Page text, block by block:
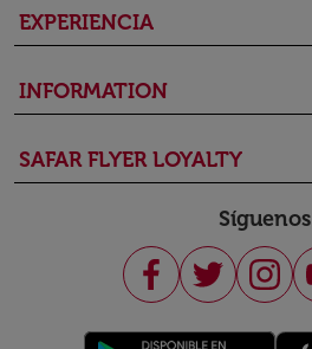
EXPERIENCIA
INFORMATION
SAFAR FLYER LOYALTY
Síguenos